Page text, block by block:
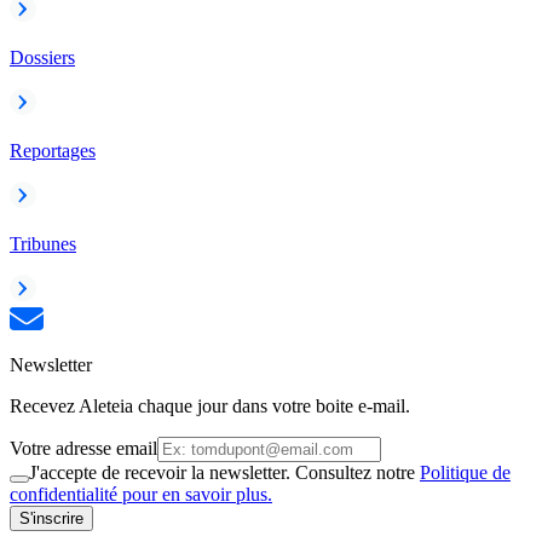
Dossiers
Reportages
Tribunes
Newsletter
Recevez Aleteia chaque jour dans votre boite e-mail.
Votre adresse email
J'accepte de recevoir la newsletter. Consultez notre Politique de
confidentialité pour en savoir plus.
S'inscrire